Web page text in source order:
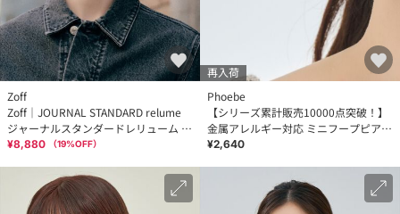
Zoff
Zoff｜JOURNAL STANDARD relume
ジャーナルスタンダードレリューム ボ
ストン型 メガネ | レンズ交換券付
¥8,880 （19%OFF）
再入荷
Phoebe
【シリーズ累計販売10000点突破！】
金属アレルギー対応 ミニフープピア
ス ゴールド/サージカルステンレス
¥2,640